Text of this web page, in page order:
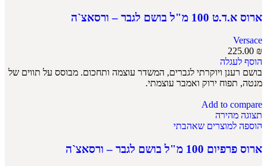
ארוס א.ד.ט 100 מ"ל בושם לגבר – ורסאצ`ה
Versace
225.00 ₪
הוסף לעגלה
בושם רענן ויוקרתי לגברים, המשדר עוצמה ותחכום. מבוסס על תווים של
מנטה, תפוח ירוק ואמבר עוצמתי.
Add to compare
תצוגה מהירה
הוספה למוצרים שאהבתי
ארוס פרפיום 100 מ"ל בושם לגבר – ורסאצ`ה